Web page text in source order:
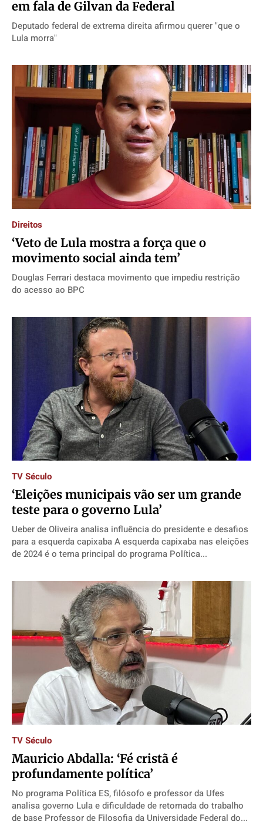
em fala de Gilvan da Federal
Deputado federal de extrema direita afirmou querer "que o
Lula morra"
Direitos
‘Veto de Lula mostra a força que o
movimento social ainda tem’
Douglas Ferrari destaca movimento que impediu restrição
do acesso ao BPC
TV Século
‘Eleições municipais vão ser um grande
teste para o governo Lula’
Ueber de Oliveira analisa influência do presidente e desafios
para a esquerda capixaba A esquerda capixaba nas eleições
de 2024 é o tema principal do programa Política...
TV Século
Mauricio Abdalla: ‘Fé cristã é
profundamente política’
No programa Política ES, filósofo e professor da Ufes
analisa governo Lula e dificuldade de retomada do trabalho
de base Professor de Filosofia da Universidade Federal do...